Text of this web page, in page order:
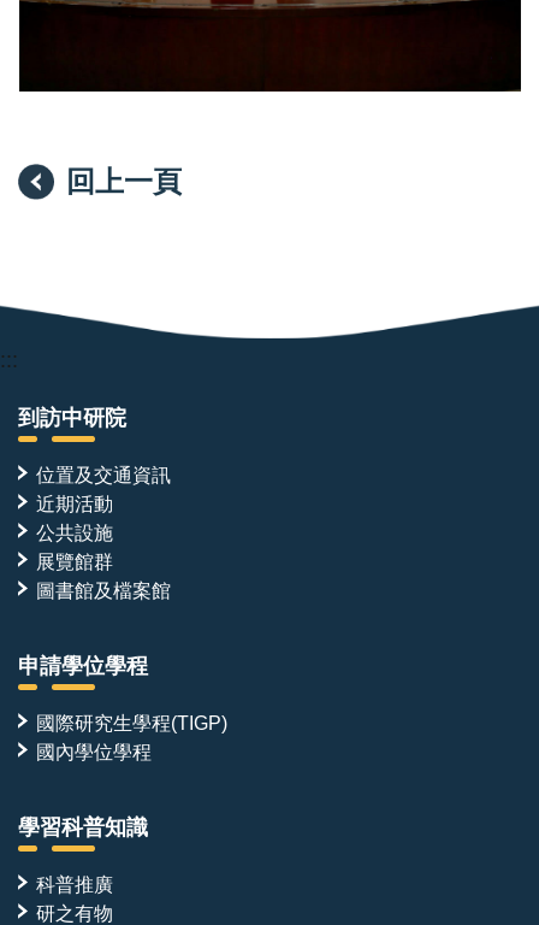
於
11
與
國
署
合
作
備
忘
錄。
回上一頁
:::
到訪中研院
位置及交通資訊
近期活動
公共設施
展覽館群
圖書館及檔案館
申請學位學程
國際研究生學程(TIGP)
國內學位學程
學習科普知識
科普推廣
研之有物